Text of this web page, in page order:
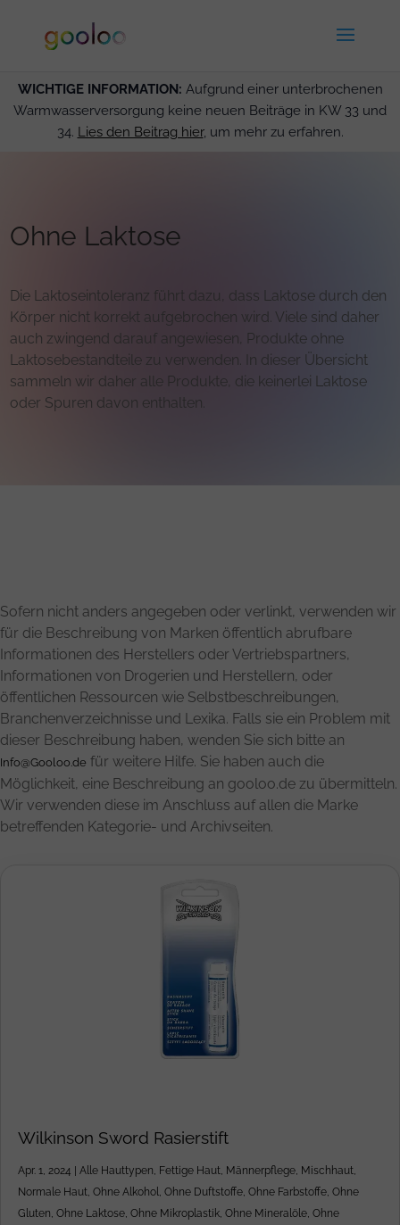
WICHTIGE INFORMATION: Aufgrund einer unterbrochenen
Warmwasserversorgung keine neuen Beiträge in KW 33 und
34. Lies den Beitrag hier, um mehr zu erfahren.
Ohne Laktose
Die Laktoseintoleranz führt dazu, dass Laktose durch den
Körper nicht korrekt aufgebrochen wird. Viele sind daher
auch zwingend darauf angewiesen, Produkte ohne
Laktosebestandteile zu verwenden. In dieser Übersicht
sammeln wir daher alle Produkte, die keinerlei Laktose
oder Spuren davon enthalten.
Sofern nicht anders angegeben oder verlinkt, verwenden wir
für die Beschreibung von Marken öffentlich abrufbare
Informationen des Herstellers oder Vertriebspartners,
Informationen von Drogerien und Herstellern, oder
öffentlichen Ressourcen wie Selbstbeschreibungen,
Branchenverzeichnisse und Lexika. Falls sie ein Problem mit
dieser Beschreibung haben, wenden Sie sich bitte an
Info@Gooloo.de für weitere Hilfe. Sie haben auch die
Möglichkeit, eine Beschreibung an gooloo.de zu übermitteln.
Wir verwenden diese im Anschluss auf allen die Marke
betreffenden Kategorie- und Archivseiten.
Wilkinson Sword Rasierstift
Apr. 1, 2024 Alle Hauttypen, Fettige Haut, Männerpflege, Mischhaut,
Normale Haut, Ohne Alkohol, Ohne Duftstoffe, Ohne Farbstoffe, Ohne
Gluten, Ohne Laktose, Ohne Mikroplastik, Ohne Mineralöle, Ohne